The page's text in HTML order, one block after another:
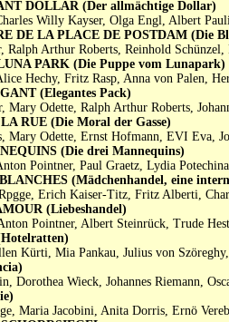
DOLLAR (Der allmächtige Dollar)
Willy Kayser, Olga Engl, Albert
DE LA PLACE DE POSTDAM (Die
Ralph Arthur Roberts, Reinhold
PARK (Die Puppe vom Lunapark)
Hechy, Fritz Rasp, Anna von Palen,
(Elegantes Pack)
Mary Odette, Ralph Arthur Roberts,
RUE (Die Moral der Gasse)
Mary Odette, Ernst Hofmann, EVI Eva,
(Die drei Mannequins)
Pointner, Paul Graetz, Lydia
(Mädchenhandel, eine
Erich Kaiser-Titz, Fritz Alberti,
(Liebeshandel)
Pointner, Albert Steinrück, Trude
Kürti, Mia Pankau, Julius von
Dorothea Wieck, Johannes Riemann,
Maria Jacobini, Anita Dorris, Ernö